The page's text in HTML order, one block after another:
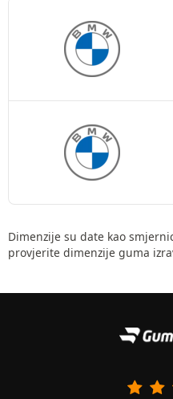
Dimenzije su date kao
provjerite dimenzije guma